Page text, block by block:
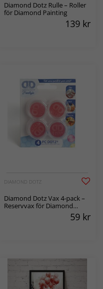
Diamond Dotz Rulle – Roller
för Diamond Painting
139 kr
DIAMOND DOTZ
Diamond Dotz Vax 4-pack –
Reservvax för Diamond
59 kr